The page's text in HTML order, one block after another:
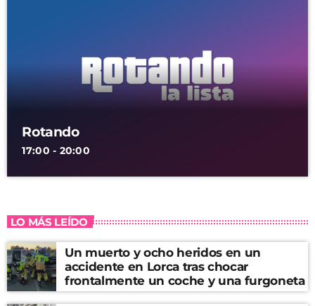
Rotando
17:00 - 20:00
LO MÁS LEÍDO
Un muerto y ocho heridos en un
accidente en Lorca tras chocar
frontalmente un coche y una furgoneta